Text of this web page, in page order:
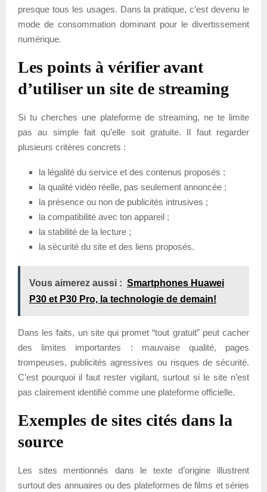
presque tous les usages. Dans la pratique, c’est devenu le
mode de consommation dominant pour le divertissement
numérique.
Les points à vérifier avant
d’utiliser un site de streaming
Si tu cherches une plateforme de streaming, ne te limite
pas au simple fait qu’elle soit gratuite. Il faut regarder
plusieurs critères concrets :
la légalité du service et des contenus proposés ;
la qualité vidéo réelle, pas seulement annoncée ;
la présence ou non de publicités intrusives ;
la compatibilité avec ton appareil ;
la stabilité de la lecture ;
la sécurité du site et des liens proposés.
Vous aimerez aussi : Smartphones Huawei
P30 et P30 Pro, la technologie de demain!
Dans les faits, un site qui promet “tout gratuit” peut cacher
des limites importantes : mauvaise qualité, pages
trompeuses, publicités agressives ou risques de sécurité.
C’est pourquoi il faut rester vigilant, surtout si le site n’est
pas clairement identifié comme une plateforme officielle.
Exemples de sites cités dans la
source
Les sites mentionnés dans le texte d’origine illustrent
surtout des annuaires ou des plateformes de films et séries